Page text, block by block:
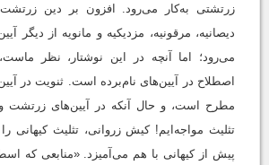
زرتشتی به‌کار می‌رود. افزون بر دین
دیصانیه، مرقونیه، مزدیکیه و مانویه از دیگر
می‌رود؛ اما آنچه در این نوشتار، نظر
اصطلاح در آیین‌های نام‌برده است. ثنویت در
مطرح است، و حال آنکه در آیین‌های زرتشت
تثلیث مواجه‌ایم! کیش زروانی، تثلیث کیهانی
پیش از کیهانی با هم می‌آمیزد. «منابعی که